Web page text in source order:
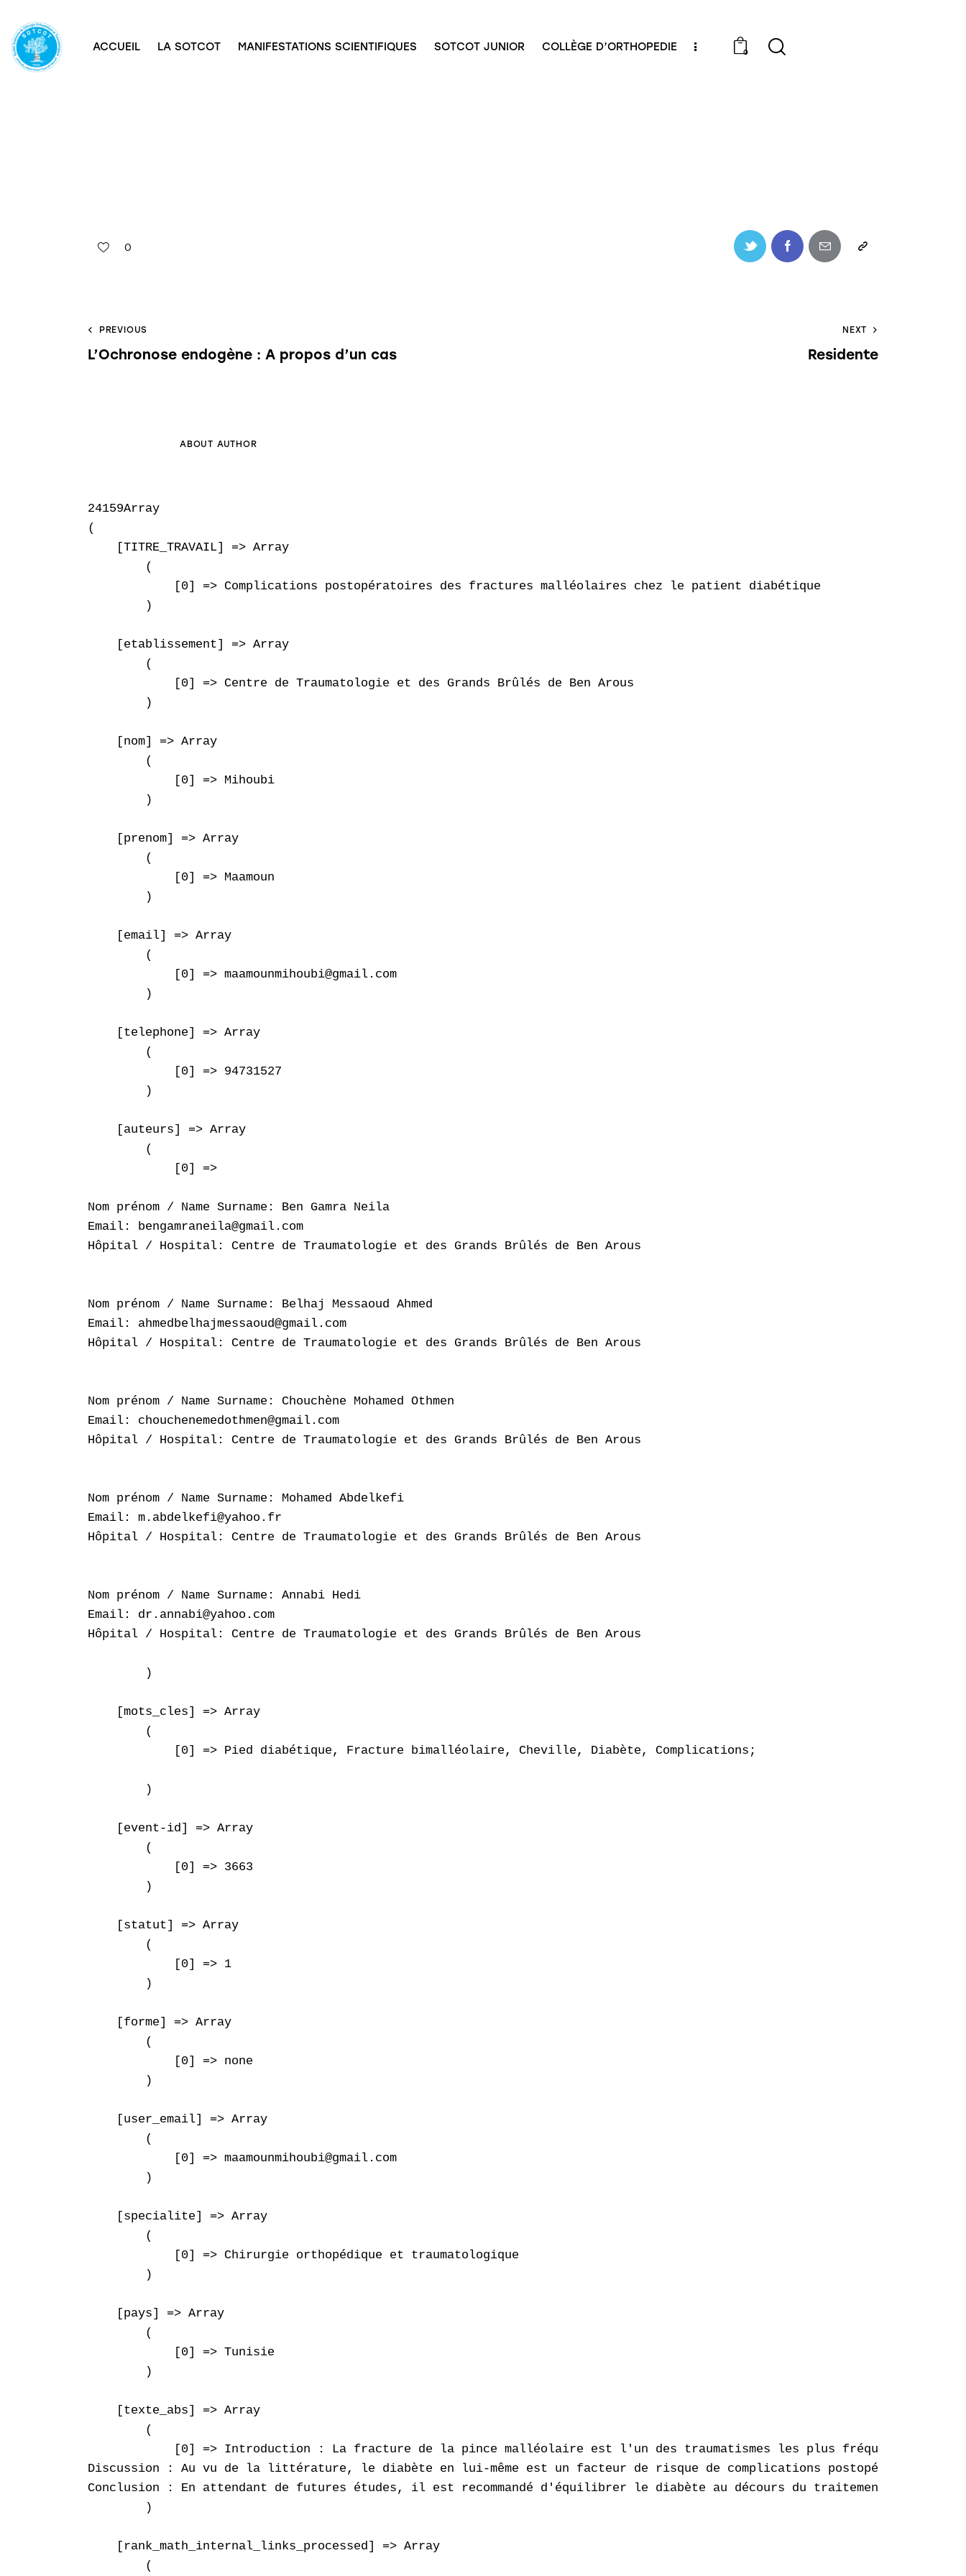
ACCUEIL LA SOTCOT MANIFESTATIONS SCIENTIFIQUES SOTCOT JUNIOR COLLÈGE D’ORTHOPEDIE 0
0
PREVIOUS
L’Ochronose endogène : A propos d’un cas
NEXT
Residente
ABOUT AUTHOR
24159Array
(
    [TITRE_TRAVAIL] => Array
        (
            [0] => Complications postopératoires des fractures malléolaires chez le patient diabétique
        )
    [etablissement] => Array
        (
            [0] => Centre de Traumatologie et des Grands Brûlés de Ben Arous
        )
    [nom] => Array
        (
            [0] => Mihoubi
        )
    [prenom] => Array
        (
            [0] => Maamoun
        )
    [email] => Array
        (
            [0] => maamounmihoubi@gmail.com
        )
    [telephone] => Array
        (
            [0] => 94731527
        )
    [auteurs] => Array
        (
            [0] =>
Nom prénom / Name Surname: Ben Gamra Neila
Email: bengamraneila@gmail.com
Hôpital / Hospital: Centre de Traumatologie et des Grands Brûlés de Ben Arous
Nom prénom / Name Surname: Belhaj Messaoud Ahmed
Email: ahmedbelhajmessaoud@gmail.com
Hôpital / Hospital: Centre de Traumatologie et des Grands Brûlés de Ben Arous
Nom prénom / Name Surname: Chouchène Mohamed Othmen
Email: chouchenemedothmen@gmail.com
Hôpital / Hospital: Centre de Traumatologie et des Grands Brûlés de Ben Arous
Nom prénom / Name Surname: Mohamed Abdelkefi
Email: m.abdelkefi@yahoo.fr
Hôpital / Hospital: Centre de Traumatologie et des Grands Brûlés de Ben Arous
Nom prénom / Name Surname: Annabi Hedi
Email: dr.annabi@yahoo.com
Hôpital / Hospital: Centre de Traumatologie et des Grands Brûlés de Ben Arous
        )
    [mots_cles] => Array
        (
            [0] => Pied diabétique, Fracture bimalléolaire, Cheville, Diabète, Complications;
        )
    [event-id] => Array
        (
            [0] => 3663
        )
    [statut] => Array
        (
            [0] => 1
        )
    [forme] => Array
        (
            [0] => none
        )
    [user_email] => Array
        (
            [0] => maamounmihoubi@gmail.com
        )
    [specialite] => Array
        (
            [0] => Chirurgie orthopédique et traumatologique
        )
    [pays] => Array
        (
            [0] => Tunisie
        )
    [texte_abs] => Array
        (
[0] => Introduction : La fracture de la pince malléolaire est l'un des traumatismes les plus fréquents en
Discussion : Au vu de la littérature, le diabète en lui-même est un facteur de risque de complications postopératoires
Conclusion : En attendant de futures études, il est recommandé d'équilibrer le diabète au décours du traitement
        )
    [rank_math_internal_links_processed] => Array
        (